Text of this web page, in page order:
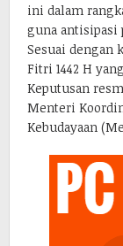
ini dalam
guna antisipasi
Sesuai dengan
Fitri 1442 H
Keputusan
Menteri
Kebudayaan